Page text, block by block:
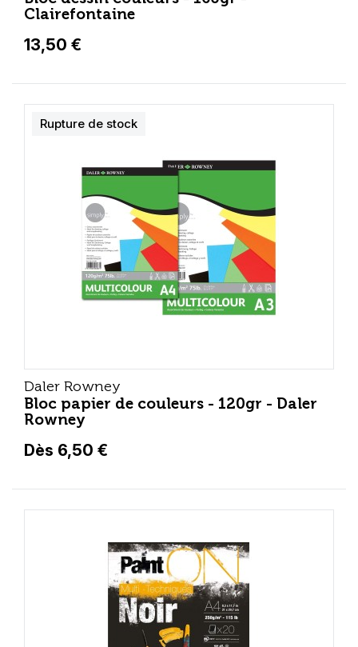
Clairefontaine
13,50 €
Daler Rowney
Bloc papier de couleurs - 120gr - Daler
Rowney
Dès 6,50 €
Rupture de stock